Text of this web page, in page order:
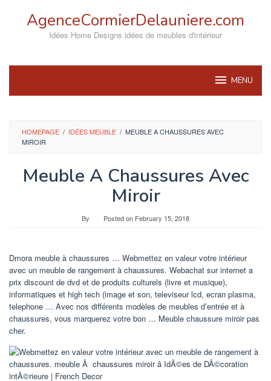
AgenceCormierDelauniere.com
Idées Home Designs idées de meubles d'intérieur
MENU
HOMEPAGE / IDÉES MEUBLE / MEUBLE A CHAUSSURES AVEC
MIROIR
Meuble A Chaussures Avec
Miroir
By Posted on February 15, 2018
Dmora meuble à chaussures … Webmettez en valeur votre intérieur
avec un meuble de rangement à chaussures. Webachat sur internet a
prix discount de dvd et de produits culturels (livre et musique),
informatiques et high tech (image et son, televiseur lcd, ecran plasma,
telephone … Avec nos différents modèles de meubles d’entrée et à
chaussures, vous marquerez votre bon … Meuble chaussure miroir pas
cher.